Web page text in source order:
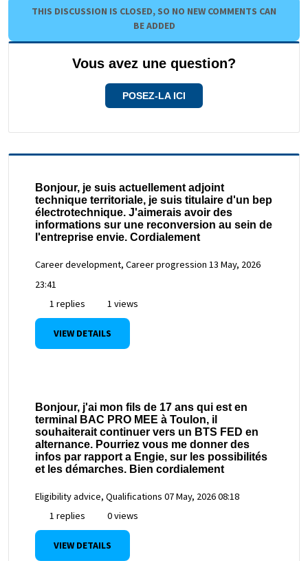
THIS DISCUSSION IS CLOSED, SO NO NEW COMMENTS CAN
BE ADDED
Vous avez une question?
POSEZ-LA ICI
Bonjour, je suis actuellement adjoint
technique territoriale, je suis titulaire d'un bep
électrotechnique. J'aimerais avoir des
informations sur une reconversion au sein de
l'entreprise envie. Cordialement
Career development, Career progression 13 May, 2026
23:41
1 replies
1 views
VIEW DETAILS
Bonjour, j'ai mon fils de 17 ans qui est en
terminal BAC PRO MEE à Toulon, il
souhaiterait continuer vers un BTS FED en
alternance. Pourriez vous me donner des
infos par rapport a Engie, sur les possibilités
et les démarches. Bien cordialement
Eligibility advice, Qualifications 07 May, 2026 08:18
1 replies
0 views
VIEW DETAILS